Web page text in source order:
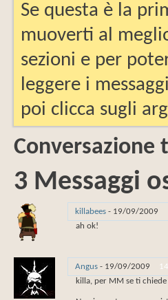
Se questa è la
muoverti al
sezioni e per
leggere i
poi clicca sugli
Conversazione
3 Messaggi
killabees - 19/09/2009
ah ok!
Angus - 19/09/2009
killa, per MM se ti chiede